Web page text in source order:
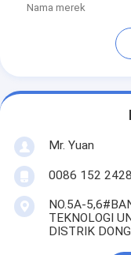
Nama merek
Mr. Yuan
0086 152
NO.5A-
TEKNOLOGI
DISTRIK